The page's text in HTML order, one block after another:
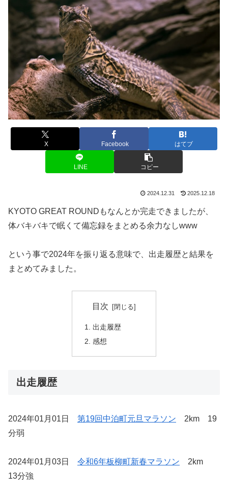
X Facebook はてブ
LINE コピー
2024.12.31 2025.12.18
KYOTO GREAT ROUNDもなんとか完走できましたが、
体バキバキで眠くて備忘録をまとめる余力なしwww
という事で2024年を振り返る意味で、出走履歴と結果を
まとめてみました。
目次
出走履歴
感想
出走履歴
2024年01月01日 第19回中泊町元旦マラソン 2km 19
分弱
2024年01月03日 令和6年板柳町新春マラソン 2km
13分強